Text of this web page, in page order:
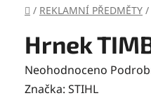
Domů
/ REKLAMNÍ PŘEDMĚTY /
Hrnek
Průměrné
hodnocení
Neohodnoceno
Značka: STIHL